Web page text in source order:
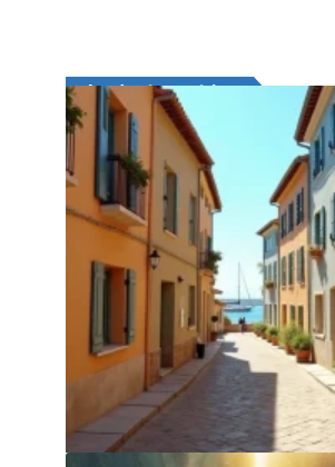
Les derniers articles
Visite guidée des décors : où
tournée Demain nous
31 juillet 2026